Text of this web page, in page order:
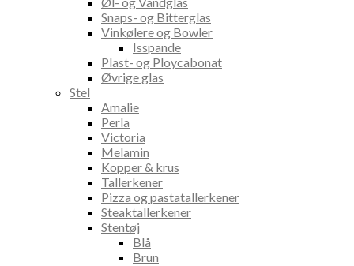
Snaps- og Bitterglas
Vinkølere og Bowler
Isspande
Plast- og Ploycabonat
Øvrige glas
Stel
Amalie
Perla
Victoria
Melamin
Kopper & krus
Tallerkener
Pizza og pastatallerkener
Steaktallerkener
Stentøj
Blå
Brun